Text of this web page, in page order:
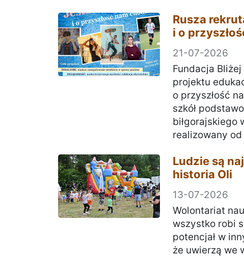
Rusza
i o
21-07-2026
Fundacja
projektu
o przyszłość
szkół
biłgorajskiego
realizowany
Ludzie są
historia Oli
13-07-2026
Wolontariat
wszystko robi
potencjał w
że uwierzą we